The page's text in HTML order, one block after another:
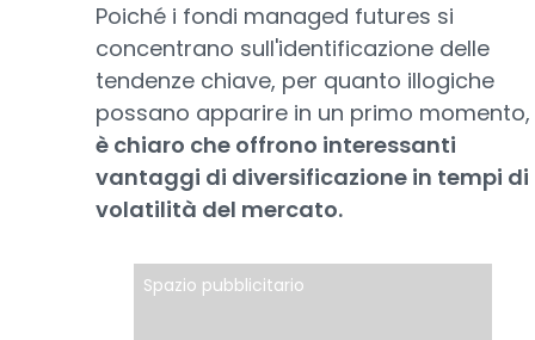
Poiché i fondi managed futures si
concentrano sull'identificazione delle
tendenze chiave, per quanto illogiche
possano apparire in un primo momento,
è chiaro che offrono interessanti
vantaggi di diversificazione in tempi di
volatilità del mercato.
Spazio pubblicitario